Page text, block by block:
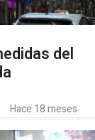
del
Hace 18 meses